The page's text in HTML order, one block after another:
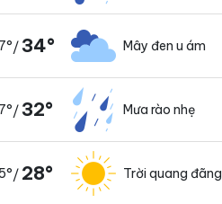
/34° Mây đen u ám
/32° Mưa rào nhẹ
/ 28° Trời quang đãng